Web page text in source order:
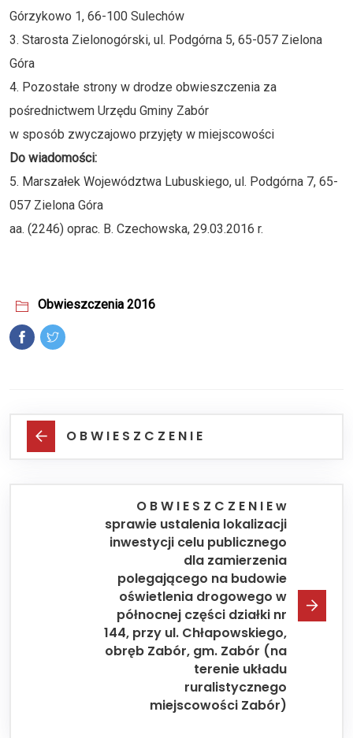
Górzykowo 1, 66-100 Sulechów
3. Starosta Zielonogórski, ul. Podgórna 5, 65-057 Zielona
Góra
4. Pozostałe strony w drodze obwieszczenia za
pośrednictwem Urzędu Gminy Zabór
w sposób zwyczajowo przyjęty w miejscowości
Do wiadomości:
5. Marszałek Województwa Lubuskiego, ul. Podgórna 7, 65-
057 Zielona Góra
aa. (2246) oprac. B. Czechowska, 29.03.2016 r.
Obwieszczenia 2016
O B W I E S Z C Z E N I E
O B W I E S Z C Z E N I E w
sprawie ustalenia lokalizacji
inwestycji celu publicznego
dla zamierzenia
polegającego na budowie
oświetlenia drogowego w
północnej części działki nr
144, przy ul. Chłapowskiego,
obręb Zabór, gm. Zabór (na
terenie układu
ruralistycznego
miejscowości Zabór)